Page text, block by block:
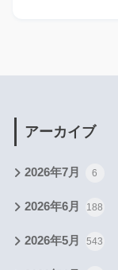
アーカイブ
2026年7月 6
2026年6月 188
2026年5月 543